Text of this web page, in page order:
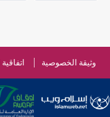
وثيقة الخصوصية